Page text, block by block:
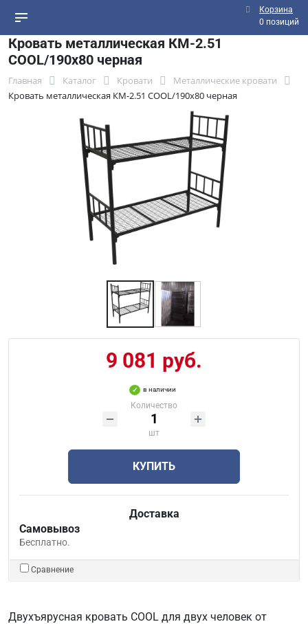
Корзина
0 позиций
Кровать металлическая КМ-2.51
СOOL/190х80 черная
Главная Каталог Кровати
Металлические кровати
Кровать металлическая КМ-2.51 СOOL/190х80 черная
9 081 руб.
в наличии
Количество
шт
КУПИТЬ
Доставка
Самовывоз
Бесплатно.
Сравнение
Двухъярусная кровать COOL для двух человек от